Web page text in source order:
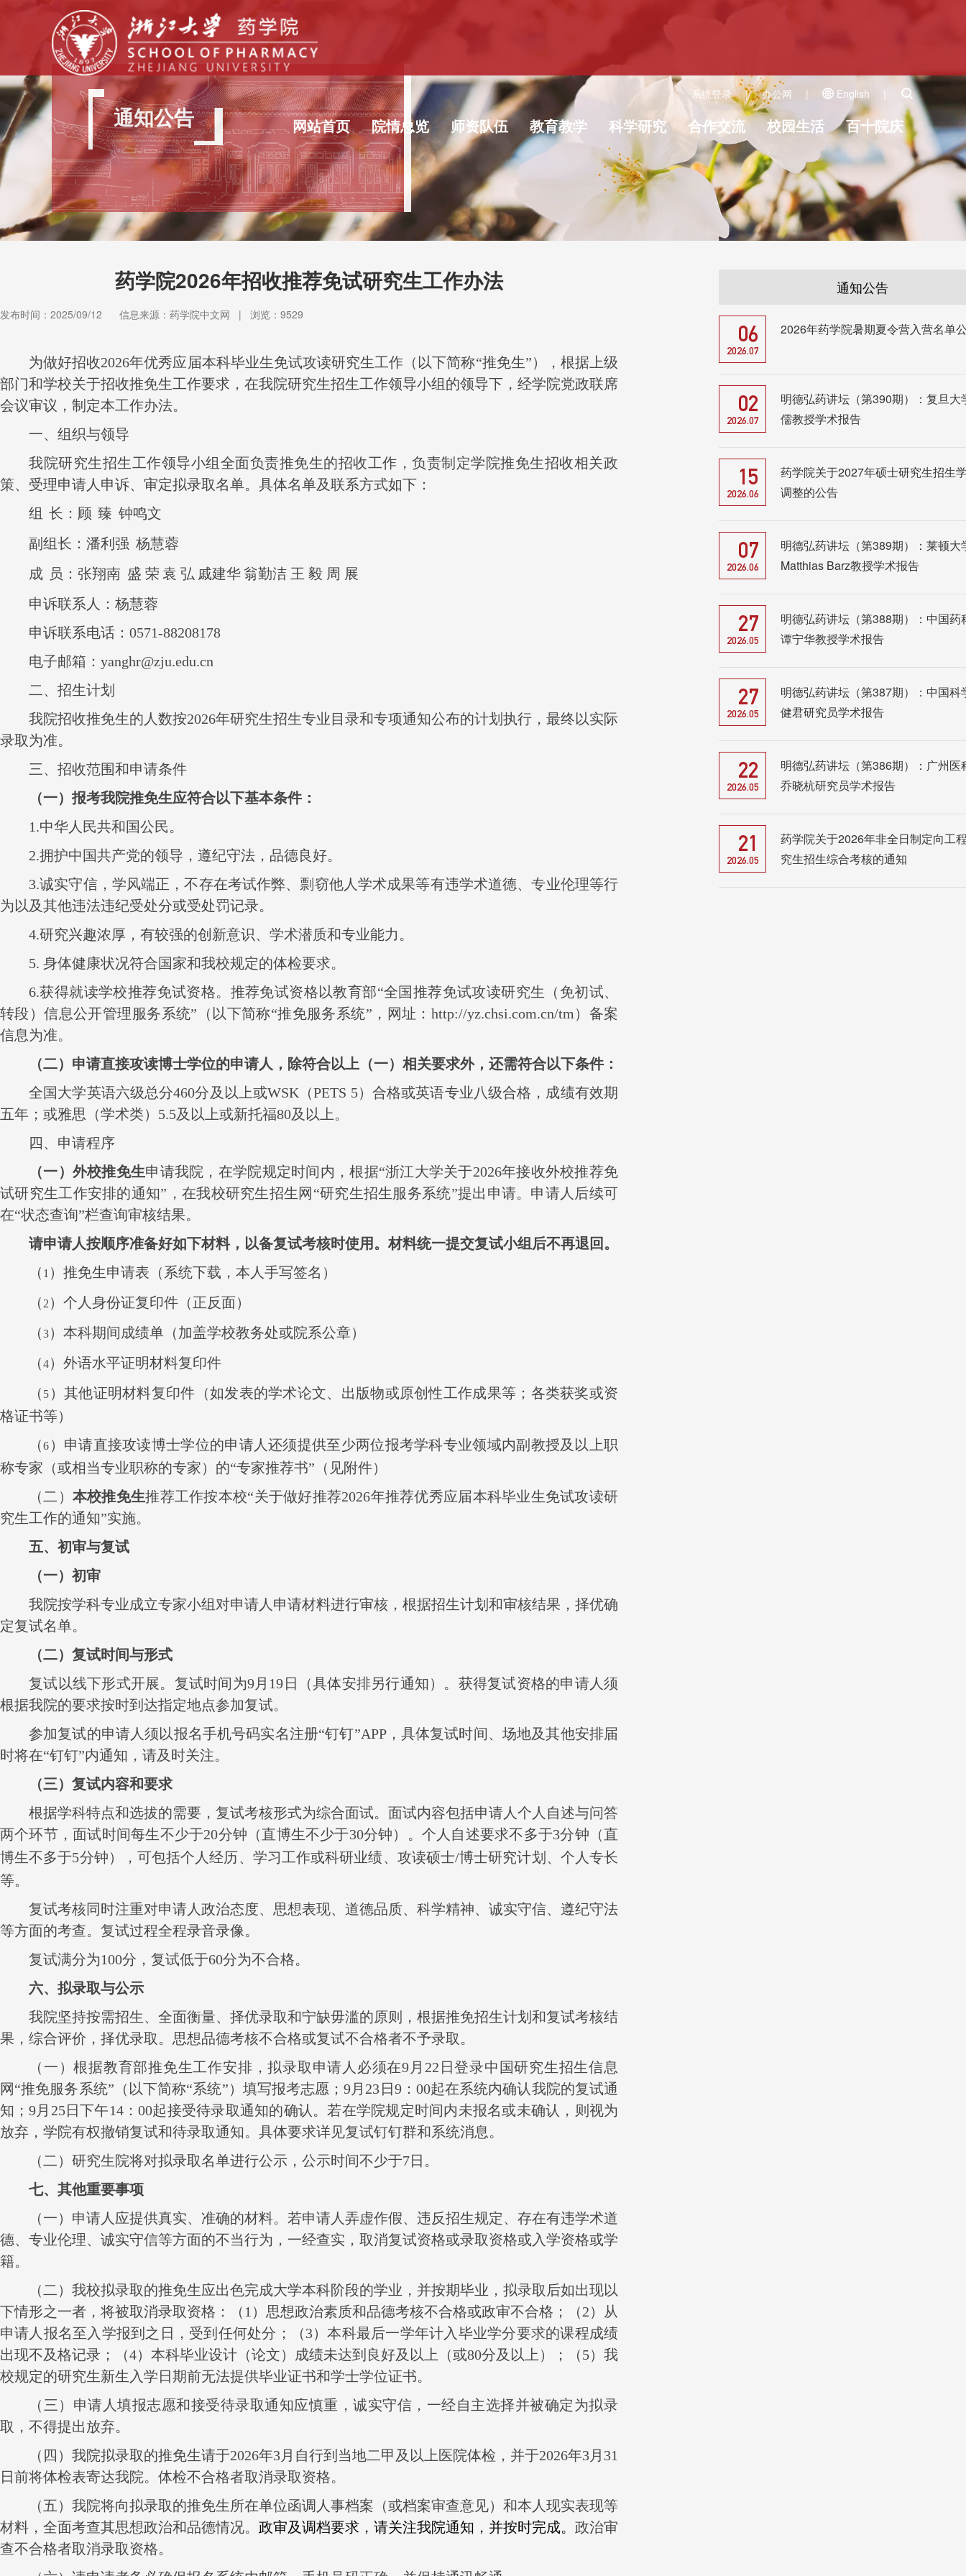
系统登录 | 办公网 | English |
网站首页 院情总览 师资队伍 教育教学 科学研究 合作交流 校园生活 百十院庆
通知公告
药学院2026年招收推荐免试研究生工作办法
发布时间：2025/09/12 信息来源：药学院中文网 | 浏览： 9529
为做好招收2026年优秀应届本科毕业生免试攻读研究生工作（以下简称“推免生”），根据上级
部门和学校关于招收推免生工作要求，在我院研究生招生工作领导小组的领导下，经学院党政联席
会议审议，制定本工作办法。
一、组织与领导
我院研究生招生工作领导小组全面负责推免生的招收工作，负责制定学院推免生招收相关政
策、受理申请人申诉、审定拟录取名单。具体名单及联系方式如下：
组 长：顾 臻 钟鸣文
副组长：潘利强 杨慧蓉
成 员：张翔南 盛 荣 袁 弘 戚建华翁勤洁 王 毅 周 展
申诉联系人：杨慧蓉
申诉联系电话 ： 0571-88208178
电子邮箱： yanghr@zju.edu.cn
二、招生计划
我院招收推免生的人数按2026年研究生招生专业目录和专项通知公布的计划执行，最终以实际
录取为准。
三、招收范围和申请条件
（一）报考我院推免生应符合以下基本条件：
1.中华人民共和国公民。
2.拥护中国共产党的领导，遵纪守法，品德良好。
3.诚实守信，学风端正，不存在考试作弊、剽窃他人学术成果等有违学术道德、专业伦理等行
为以及其他违法违纪受处分或受处罚记录。
4.研究兴趣浓厚，有较强的创新意识、学术潜质和专业能力。
5. 身体健康状况符合国家和我校规定的体检要求。
6.获得就读学校推荐免试资格。推荐免试资格以教育部“全国推荐免试攻读研究生（免初试、
转段）信息公开管理服务系统”（ 以下简称“推免服务系统”，网址： http://yz.chsi.com.cn/tm ） 备案
信息为准。
（二）申请直接攻读博士学位的申请人，除符合以上（一）相关要求外，还需符合以下条件：
全国大学英语六级总分460分及以上或WSK （PETS 5）合格或英语专业八级合格，成绩有效期
五年；或雅思（学术类） 5.5及以上或新托福80及以上。
四、申请程序
（一）外校推免生申请我院，在学院规定时间内 ，根据“浙江大学关于2026年接收外校推荐免
试研究生工作安排的通知”，在我校研究生招生网“研究生招生服务系统”提出申请。申请人后续可
在“状态查询”栏查询审核结果。
请申请人按顺序准备好如下材料，以备复试考核时使用。材料统一提交复试小组后不再退回。
（ 1 ）推免生申请表（系统下载，本人手写签名）
（ 2 ）个人身份证复印件（正反面）
（3）本科期间成绩单（加盖学校教务处或院系公章）
（4）外语水平证明材料复印件
（ 5 ）其他证明材料复印件（如发表的学术论文、出版物或原创性工作成果等；各类获奖或资
格证书等）
（6 ）申请直接攻读博士学位的申请人还须提供至少两位报考学科专业领域内副教授及以上职
称专家（或相当专业职称的专家）的“专家推荐书”（见附件）
（二） 本校推免生推荐工作按本校“关于做好推荐2026年推荐优秀应届本科毕业生免试攻读研
究生工作的通知”实施。
五、初审与复试
（一）初审
我院按学科专业成立专家小组对申请人申请材料进行审核，根据招生计划和审核结果，择优确
定复试名单。
（二）复试时间与形式
复试以线下形式开展。复试时间为9月 19日（具体安排另行通知）。获得复试资格的申请人须
根据我院的要求按时到达指定地点参加复试。
参加复试的申请人须以报名手机号码实名注册“钉钉”APP，具体复试时间、场地及其他安排届
时将在“钉钉”内通知，请及时关注。
（三）复试内容和要求
根据学科特点和选拔的需要，复试考核形式为综合面试。面试内容包括申请人个人自述与问答
两个环节，面试时间每生不少于20分钟（直博生不少于30分钟）。 个人自述要求不多于3分钟（直
博生不多于5分钟）， 可包括个人经历、学习工作或科研业绩、攻读硕士/博士研究计划、个人专长
等。
复试考核同时注重对申请人政治态度、思想表现、道德品质、科学精神、诚实守信、遵纪守法
等方面的考查。复试过程全程录音录像。
复试满分为100分，复试低于60分为不合格。
六、拟录取与公示
我院坚持按需招生、全面衡量、择优录取和宁缺毋滥的原则，根据推免招生计划和复试考核结
果，综合评价，择优录取。思想品德考核不合格或复试不合格者不予录取。
（一）根据教育部推免生工作安排，拟录取申请人必须在9 月 22 日登录中国研究生招生信息
网“推免服务系统”（以下简称“系统”）填写报考志愿；9月 23日9： 00起在系统内确认我院的复试通
知；9月 25日下午14：00起接受待录取通知的确认。若在学院规定时间内未报名或未确认，则视为
放弃，学院有权撤销复试和待录取通知。具体要求详见复试钉钉群和系统消息。
（二）研究生院将对拟录取名单进行公示，公示时间不少于7日。
七、其他重要事项
（一）申请人应提供真实、准确的材料。若申请人弄虚作假、违反招生规定、存在有违学术道
德、专业伦理、诚实守信等方面的不当行为，一经查实，取消复试资格或录取资格或入学资格或学
籍。
（二）我校拟录取的推免生应出色完成大学本科阶段的学业，并按期毕业，拟录取后如出现以
下情形之一者，将被取消录取资格：（ 1 ）思想政治素质和品德考核不合格或政审不合格；（2）从
申请人报名至入学报到之日，受到任何处分；（3）本科最后一学年计入毕业学分要求的课程成绩
出现不及格记录；（4）本科毕业设计（论文）成绩未达到良好及以上（或80分及以上）；（5）我
校规定的研究生新生入学日期前无法提供毕业证书和学士学位证书。
（三）申请人填报志愿和接受待录取通知应慎重，诚实守信，一经自主选择并被确定为拟录
取，不得提出放弃。
（四）我院拟录取的推免生请于2026年3月自行到当地二甲及以上医院体检，并于2026年3月 31
日前将体检表寄达我院。体检不合格者取消录取资格。
（五）我院将向拟录取的推免生所在单位函调人事档案（或档案审查意见）和本人现实表现等
材料，全面考查其思想政治和品德情况。 政审及调档要求，请关注我院通知，并按时完成。 政治审
查不合格者取消录取资格。
通知公告
06
2026.07
2026年药学院暑期夏令营入营名单
02
2026.07
明德弘药讲坛（第390期）：复旦大
儒教授学术报告
15
2026.06
药学院关于2027年硕士研究生招生
调整的公告
07
2026.06
明德弘药讲坛（第389期）：莱顿大
Matthias Barz教授学术报告
27
2026.05
明德弘药讲坛（第388期）：中国药
谭宁华教授学术报告
27
2026.05
明德弘药讲坛（第387期）：中国科
健君研究员学术报告
22
2026.05
明德弘药讲坛（第386期）：广州医
乔晓杭研究员学术报告
21
2026.05
药学院关于2026年非全日制定向工
究生招生综合考核的通知